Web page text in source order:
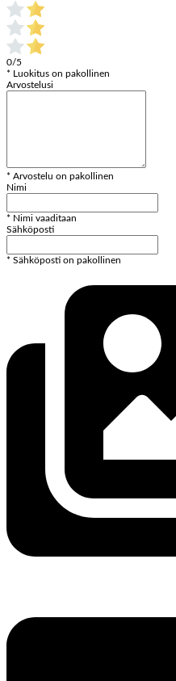
0/5
* Luokitus on pakollinen
Arvostelusi
* Arvostelu on pakollinen
Nimi
* Nimi vaaditaan
Sähköposti
* Sähköposti on pakollinen